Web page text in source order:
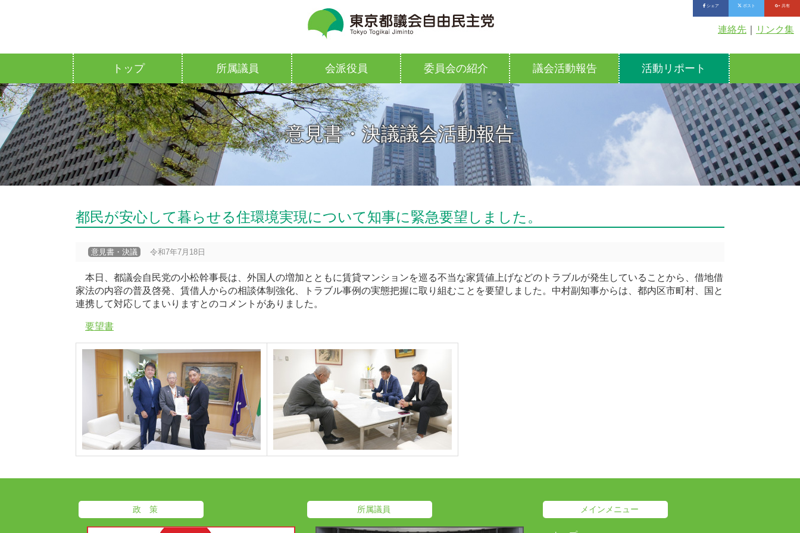
シェア ポスト 共有
連絡先 リンク集
トップ 所属議員 会派役員 委員会の紹介 議会活動報告 活動リポート
意見書・決議議会活動報告
都民が安心して暮らせる住環境実現について知事に緊急要望しました。
意見書・決議 令和7年7月18日
本日、都議会自民党の小松幹事長は、外国人の増加とともに賃貸マンションを巡る不当な家賃値上げなどのトラブルが発生していることから、借地借
家法の内容の普及啓発、賃借人からの相談体制強化、トラブル事例の実態把握に取り組むことを要望しました。中村副知事からは、都内区市町村、国と
連携して対応してまいりますとのコメントがありました。
要望書
政 策 所属議員 メインメニュー